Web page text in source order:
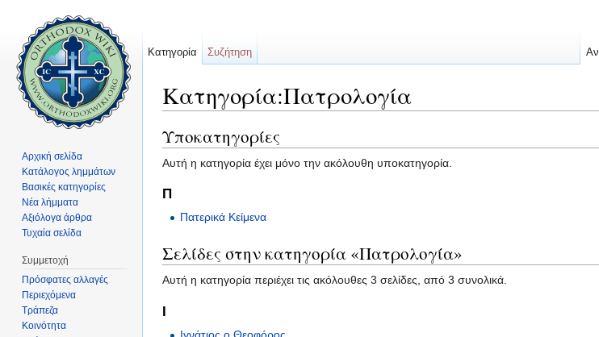
Κατηγορία:Πατρολογία
Υποκατηγορίες
Αυτή η κατηγορία έχει μόνο την ακόλουθη υποκατηγορία.
Π
Πατερικά Κείμενα
Σελίδες στην κατηγορία «Πατρολογία»
Αυτή η κατηγορία περιέχει τις ακόλουθες 3 σελίδες, από 3 συνολικά.
Ι
Κατηγορία Συζήτηση
Αρχική σελίδα
Κατάλογος λημμάτων
Βασικές κατηγορίες
Νέα λήμματα
Αξιόλογα άρθρα
Τυχαία σελίδα
Συμμετοχή
Πρόσφατες αλλαγές
Περιεχόμενα
Τράπεζα
Κοινότητα